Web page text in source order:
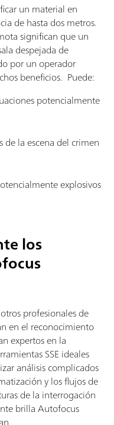
un material en
de hasta dos metros.
significan que un
despejada de
por un operador
beneficios. Puede:
potencialmente
de la escena del crimen
explosivos
los
profesionales de
en el reconocimiento
expertos en la
SSE ideales
análisis complicados
y los flujos de
de la interrogación
brilla Autofocus